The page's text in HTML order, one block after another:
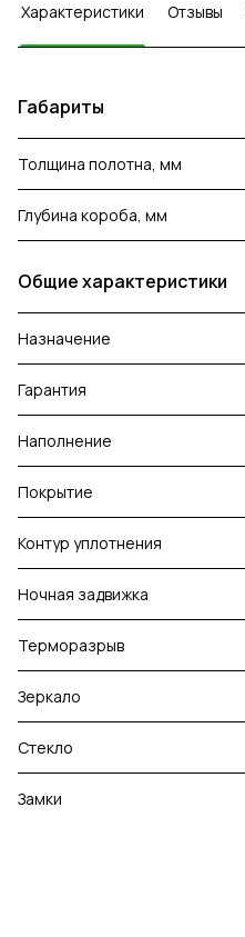
Характеристики Отзывы
Габариты
Толщина полотна, мм
Глубина короба, мм
Общие характеристики
Назначение
Гарантия
Наполнение
Покрытие
Контур уплотнения
Ночная задвижка
Терморазрыв
Зеркало
Стекло
Замки